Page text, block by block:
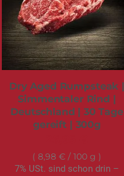
Dry Aged Rumpsteak |
Simmentaler Rind |
Deutschland | 30 Tage
gereift | 300g
8,98 € / 100 g
7% USt. sind schon drin –